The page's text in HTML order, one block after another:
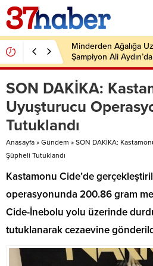
Minderden Ağalığa
Şampiyon Ali
Dönüş
SON DAKİKA:
Uyuşturucu
Tutuklandı
Anasayfa » Gündem » SON DAKİKA:
Şüpheli Tutuklandı
Kastamonu Cide’de
operasyonunda 200.86 gram
Cide-İnebolu yolu üzerinde
tutuklanarak cezaevine